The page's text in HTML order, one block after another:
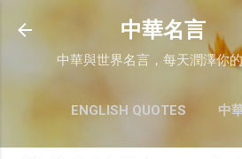
跳至主要內容
中華名言
中華與世界名言，每天潤澤你
ENGLISH QUOTES 中